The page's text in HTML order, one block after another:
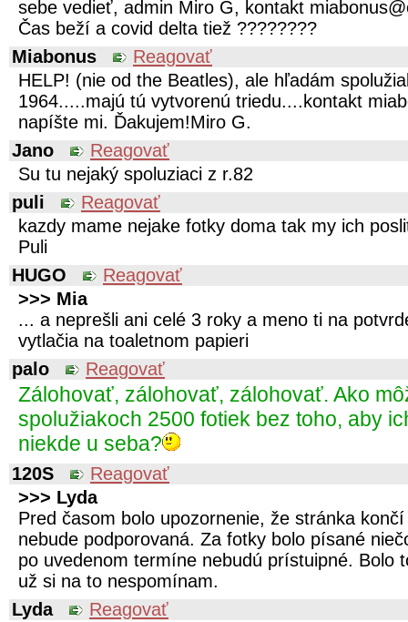
sebe vedieť, admin Miro G, kontakt
Čas beží a covid delta tiež ????????️
Miabonus
Reagovať
HELP! (nie od the Beatles), ale hľadám
1964.....majú tú vytvorenú triedu....kontakt
napíšte mi. Ďakujem!Miro G.
Jano
Reagovať
Su tu nejaký spoluziaci z r.82
puli
Reagovať
kazdy mame nejake fotky doma tak my ich
Puli
HUGO
Reagovať
>>> Mia
... a neprešli ani celé 3 roky a meno ti na
vytlačia na toaletnom papieri
palo
Reagovať
Zálohovať, zálohovať, zálohovať. Ako
spolužiakoch 2500 fotiek bez toho, aby
niekde u seba?
120S
Reagovať
>>> Lyda
Pred časom bolo upozornenie, že stránka
nebude podporovaná. Za fotky bolo písané
po uvedenom termíne nebudú prístuipné. Bolo
už si na to nespomínam.
Lyda
Reagovať